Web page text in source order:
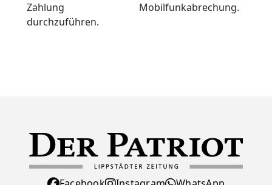
Zahlung
durchzuführen.
Mobilfunkabrechung.